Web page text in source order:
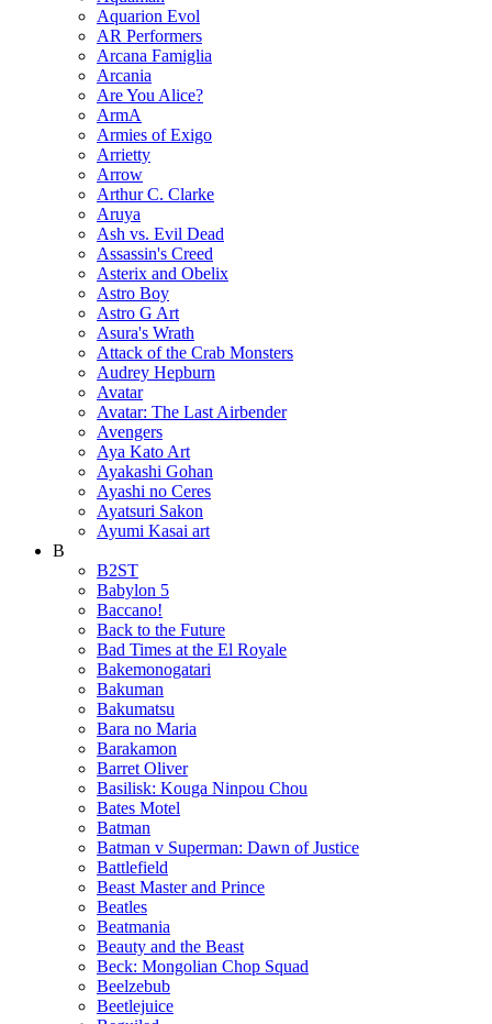
Aquarion Evol
AR Performers
Arcana Famiglia
Arcania
Are You Alice?
ArmA
Armies of Exigo
Arrietty
Arrow
Arthur C. Clarke
Aruya
Ash vs. Evil Dead
Assassin's Creed
Asterix and Obelix
Astro Boy
Astro G Art
Asura's Wrath
Attack of the Crab Monsters
Audrey Hepburn
Avatar
Avatar: The Last Airbender
Avengers
Aya Kato Art
Ayakashi Gohan
Ayashi no Ceres
Ayatsuri Sakon
Ayumi Kasai art
B
B2ST
Babylon 5
Baccano!
Back to the Future
Bad Times at the El Royale
Bakemonogatari
Bakuman
Bakumatsu
Bara no Maria
Barakamon
Barret Oliver
Basilisk: Kouga Ninpou Chou
Bates Motel
Batman
Batman v Superman: Dawn of Justice
Battlefield
Beast Master and Prince
Beatles
Beatmania
Beauty and the Beast
Beck: Mongolian Chop Squad
Beelzebub
Beetlejuice